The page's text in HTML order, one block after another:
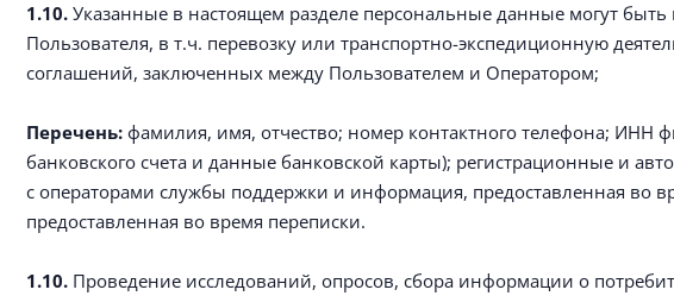
1.10. Указанные в настоящем разделе персональные данные могут
Пользователя, в т.ч. перевозку или транспортно-экспедиционную
соглашений, заключенных между Пользователем и Оператором;
Перечень: фамилия, имя, отчество; номер контактного телефона; ИНН
банковского счета и данные банковской карты); регистрационные и
с операторами службы поддержки и информация, предоставленная во
предоставленная во время переписки.
1.10. Проведение исследований, опросов, сбора информации о